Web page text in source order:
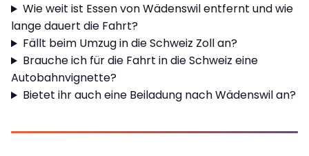
Wie weit ist Essen von Wädenswil entfernt und wie
lange dauert die Fahrt?
Fällt beim Umzug in die Schweiz Zoll an?
Brauche ich für die Fahrt in die Schweiz eine
Autobahnvignette?
Bietet ihr auch eine Beiladung nach Wädenswil an?